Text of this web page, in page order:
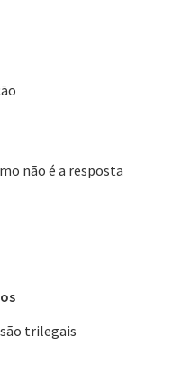
não é a resposta
trilegais